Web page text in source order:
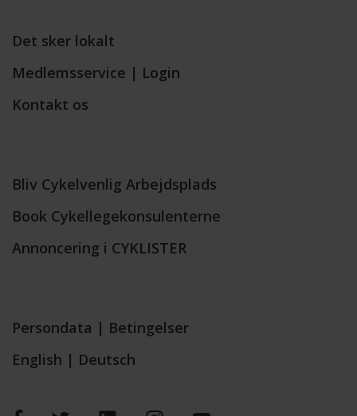
Det sker lokalt
Medlemsservice | Login
Kontakt os
Bliv Cykelvenlig Arbejdsplads
Book Cykellegekonsulenterne
Annoncering i CYKLISTER
Persondata | Betingelser
English | Deutsch